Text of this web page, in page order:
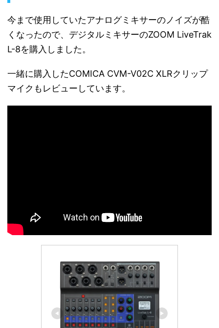
今まで使用していたアナログミキサーのノイズが酷
くなったので、デジタルミキサーのZOOM LiveTrak
L-8を購入しました。
一緒に購入したCOMICA CVM-V02C XLRクリップ
マイクもレビューしています。